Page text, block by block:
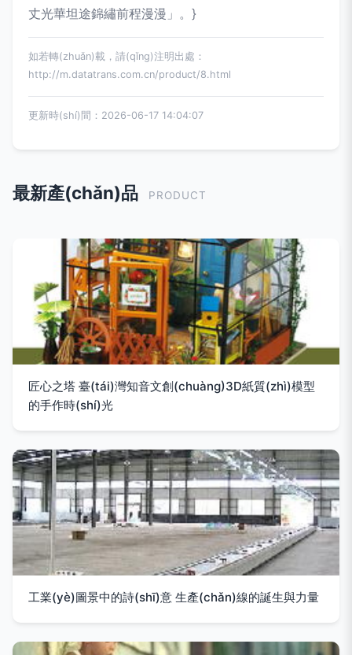
丈光華坦途錦繡前程漫漫」。}
如若轉(zhuǎn)載，請(qǐng)注明出處：
http://m.datatrans.com.cn/product/8.html
更新時(shí)間：2026-06-17 14:04:07
最新產(chǎn)品 PRODUCT
匠心之塔 臺(tái)灣知音文創(chuàng)3D紙質(zhì)模型
的手作時(shí)光
工業(yè)圖景中的詩(shī)意 生產(chǎn)線的誕生與力量